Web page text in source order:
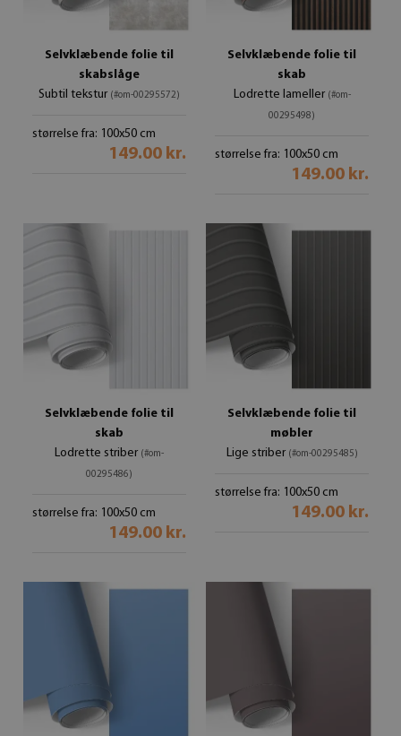
Selvklæbende folie til
skabslåge
Subtil tekstur (#om-00295572)
størrelse fra: 100x50 cm
149.00 kr.
Selvklæbende folie til
skab
Lodrette lameller (#om-
00295498)
størrelse fra: 100x50 cm
149.00 kr.
Selvklæbende folie til
skab
Lodrette striber (#om-
00295486)
størrelse fra: 100x50 cm
149.00 kr.
Selvklæbende folie til
møbler
Lige striber (#om-00295485)
størrelse fra: 100x50 cm
149.00 kr.